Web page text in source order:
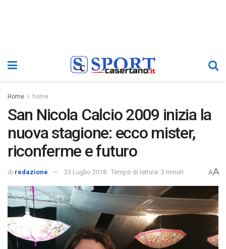
Home home
San Nicola Calcio 2009 inizia la
nuova stagione: ecco mister,
riconferme e futuro
di redazione 23 Luglio 2018 Tempo di lettura: 3 minuti AA